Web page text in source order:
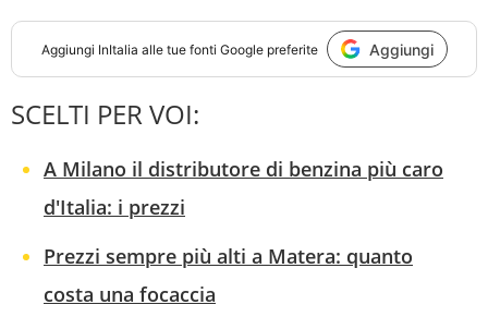
Aggiungi InItalia alle tue fonti Google preferite Aggiungi
SCELTI PER VOI:
A Milano il distributore di benzina più caro
d'Italia: i prezzi
Prezzi sempre più alti a Matera: quanto
costa una focaccia